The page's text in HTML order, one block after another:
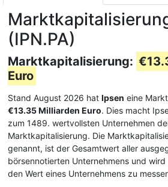
(IPN.PA)
Marktkapitalisierung:
Euro
Stand August 2026 hat Ipsen eine
€13.35 Milliarden Euro. Dies macht
zum 1489. wertvollsten Unternehmen
Marktkapitalisierung. Die
genannt, ist der Gesamtwert aller
börsennotierten Unternehmens und
den Wert eines Unternehmens zu